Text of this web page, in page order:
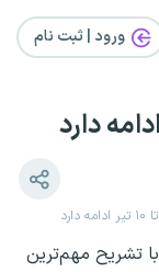
ورود | ثبت‌ نام
تشریح مهم‌ترین